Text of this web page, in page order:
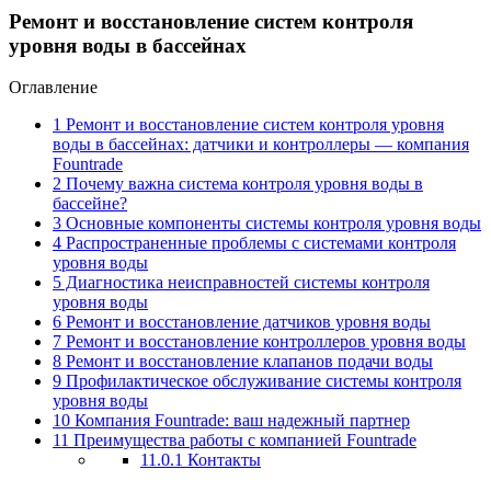
Ремонт и восстановление систем контроля
уровня воды в бассейнах
Оглавление
1 Ремонт и восстановление систем контроля уровня
воды в бассейнах: датчики и контроллеры ― компания
Fountrade
2 Почему важна система контроля уровня воды в
бассейне?
3 Основные компоненты системы контроля уровня воды
4 Распространенные проблемы с системами контроля
уровня воды
5 Диагностика неисправностей системы контроля
уровня воды
6 Ремонт и восстановление датчиков уровня воды
7 Ремонт и восстановление контроллеров уровня воды
8 Ремонт и восстановление клапанов подачи воды
9 Профилактическое обслуживание системы контроля
уровня воды
10 Компания Fountrade: ваш надежный партнер
11 Преимущества работы с компанией Fountrade
11.0.1 Контакты